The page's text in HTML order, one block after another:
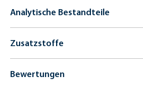
Analytische Bestandteile
Zusatzstoffe
Bewertungen